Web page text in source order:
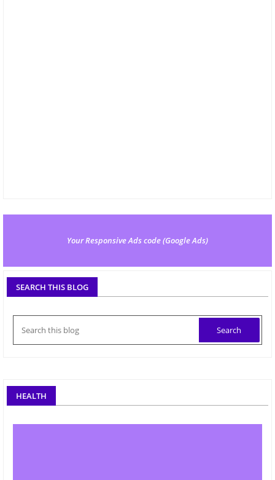
Your Responsive Ads code (Google Ads)
SEARCH THIS BLOG
HEALTH